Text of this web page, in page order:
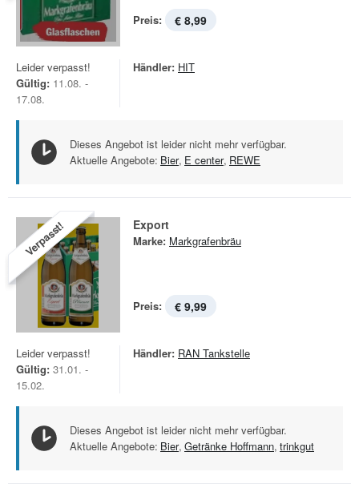
Preis: € 8,99
Leider verpasst!
Gültig: 11.08. -
17.08.
Händler: HIT
Dieses Angebot ist leider nicht mehr verfügbar.
Aktuelle Angebote: Bier, E center, REWE
Verpasst! Export
Marke: Markgrafenbräu
Preis: € 9,99
Leider verpasst!
Gültig: 31.01. -
15.02.
Händler: RAN Tankstelle
Dieses Angebot ist leider nicht mehr verfügbar.
Aktuelle Angebote: Bier, Getränke Hoffmann, trinkgut